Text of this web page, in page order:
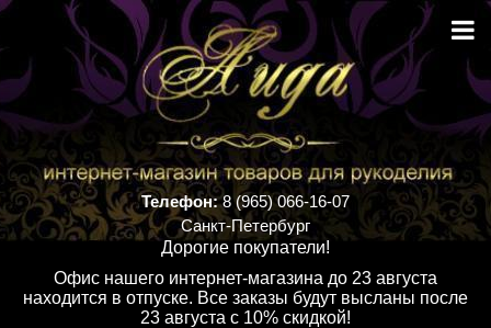
Телефон:8 (965) 066-16-07
Санкт-Петербург
Дорогие покупатели!
Офис нашего интернет-магазина до 23 августа
находится в отпуске. Все заказы будут высланы после
23 августа с 10% скидкой!